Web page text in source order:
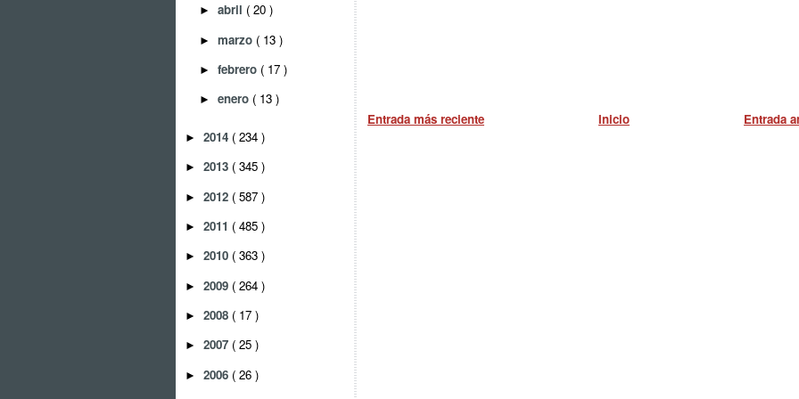
► abril ( 20 )
► marzo ( 13 )
► febrero ( 17 )
► enero ( 13 )
► 2014 ( 234 )
► 2013 ( 345 )
► 2012 ( 587 )
► 2011 ( 485 )
► 2010 ( 363 )
► 2009 ( 264 )
► 2008 ( 17 )
► 2007 ( 25 )
► 2006 ( 26 )
Entrada más reciente Entrada
Inicio